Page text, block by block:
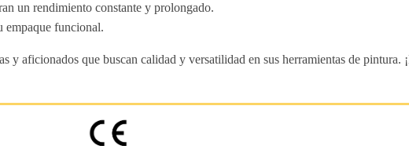
un rendimiento constante y prolongado.
empaque funcional.
y aficionados que buscan calidad y versatilidad en sus herramientas de